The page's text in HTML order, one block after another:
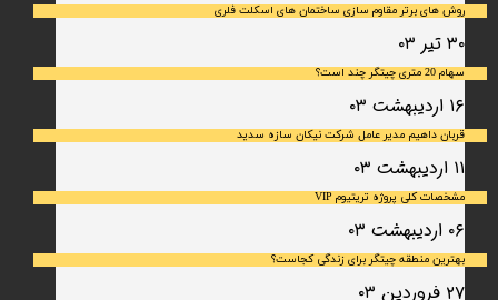
روش های برتر مقاوم سازی ساختمان های اسکلت فلری
۳۰ تیر ۰۳
سهام 20 متری چیتگر چند است؟
۱۶ اردیبهشت ۰۳
قربان داهیم مدیر عامل شرکت نیکان سازه سدید
۱۱ اردیبهشت ۰۳
مشخصات کلی پروژه تریتیوم VIP
۰۶ اردیبهشت ۰۳
بهترین منطقه چیتگر برای زندگی کجاست؟
۲۷ فروردین ۰۳